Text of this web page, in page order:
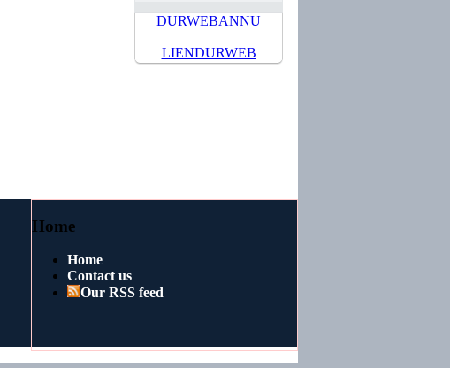
DURWEBANNU
LIENDURWEB
Home
Home
Contact us
Our RSS feed